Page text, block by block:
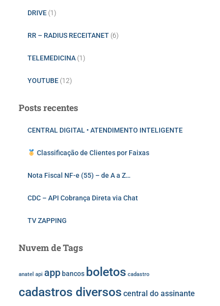
DRIVE (1)
RR – RADIUS RECEITANET (6)
TELEMEDICINA (1)
YOUTUBE (12)
Posts recentes
CENTRAL DIGITAL • ATENDIMENTO INTELIGENTE
Classificação de Clientes por Faixas
Nota Fiscal NF-e (55) – de A a Z…
CDC – API Cobrança Direta via Chat
TV ZAPPING
Nuvem de Tags
anatel api app bancos boletos cadastro
cadastros diversos central do assinante